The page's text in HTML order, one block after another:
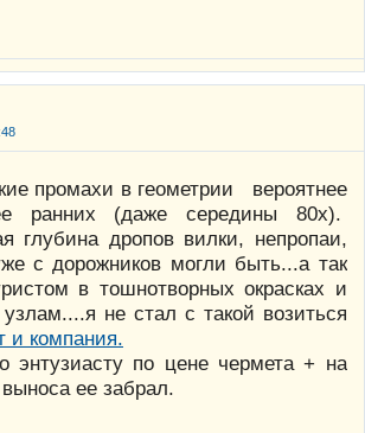
промахи в геометрии вероятнее
ранних (даже середины 80х).
глубина дропов вилки, непропаи,
с дорожников могли быть...а так
в тошнотворных окрасках и
не стал с такой возиться
энтузиасту по цене чермета + на
ее забрал.